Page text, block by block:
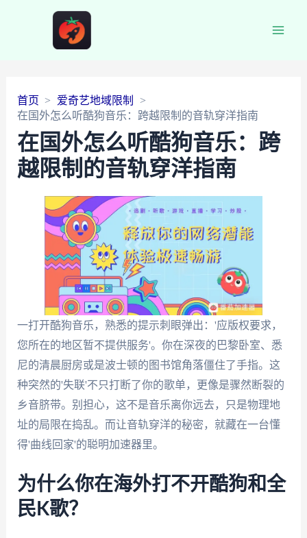
首页
爱奇艺地域限制
在国外怎么听酷狗音乐：跨越限制的音轨穿洋指南
在国外怎么听酷狗音乐：跨
越限制的音轨穿洋指南
一打开酷狗音乐，熟悉的提示刺眼弹出：'应版权要求，
您所在的地区暂不提供服务'。你在深夜的巴黎卧室、悉
尼的清晨厨房或是波士顿的图书馆角落僵住了手指。这
种突然的'失联'不只打断了你的歌单，更像是骤然断裂的
乡音脐带。别担心，这不是音乐离你远去，只是物理地
址的局限在捣乱。而让音轨穿洋的秘密，就藏在一台懂
得'曲线回家'的聪明加速器里。
为什么你在海外打不开酷狗和全
民K歌？